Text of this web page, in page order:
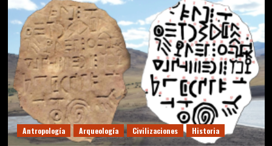
misterio
de
los
peces
tóxicos
de
los
calusa:
un
enigma
arqueológico
Antropología Arqueología Civilizaciones Historia